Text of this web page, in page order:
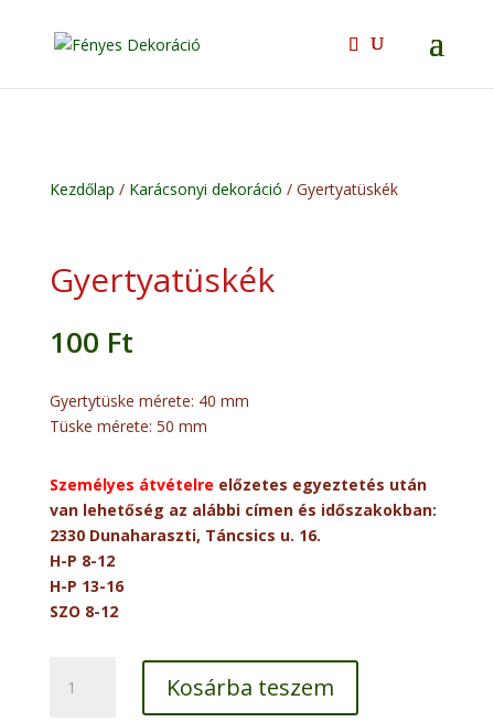
Kezdőlap / Karácsonyi dekoráció / Gyertyatüskék
Gyertyatüskék
100 Ft
Gyertytüske mérete: 40 mm
Tüske mérete: 50 mm
Személyes átvételre előzetes egyeztetés után
van lehetőség az alábbi címen és időszakokban:
2330 Dunaharaszti, Táncsics u. 16.
H-P 8-12
H-P 13-16
SZO 8-12
Gyertyatüskék
mennyiség
Kosárba teszem